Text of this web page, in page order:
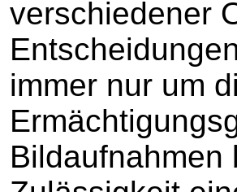
verschiedener
immer nur um
Bildaufnahmen